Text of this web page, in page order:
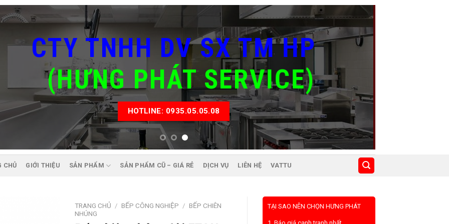
CTY TNHH DV SX TMHP
(HƯNG PHÁT SERVICE)
HOTLINE: 0935.05.05.08
CHỦ GIỚI THIỆU SẢN PHẨM SẢN PHẨM CŨ – GIÁ RẺ DỊCH VỤ LIÊN HỆ VATTU
TRANG CHỦ / BẾP CÔNG NGHIỆP / BẾP CHIÊN
NHÚNG
TẠI SAO NÊN CHỌN HƯNG PHÁT